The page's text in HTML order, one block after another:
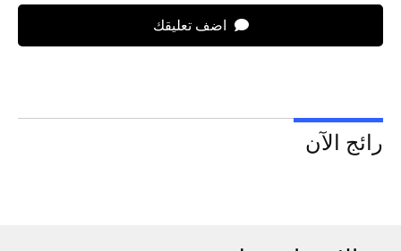
اضف تعليقك
رائج الآن